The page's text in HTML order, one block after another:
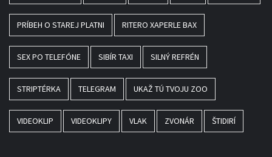
PRÍBEH O STAREJ PLATNI RITERO XAPERLE BAX
SEX PO TELEFÓNE SIBÍR TAXI SILNÝ REFRÉN
STRIPTÉRKA TELEGRAM UKAŽ TÚ TVOJU ZOO
VIDEOKLIP VIDEOKLIPY VLAK ZVONÁR ŠTIDIRÍ